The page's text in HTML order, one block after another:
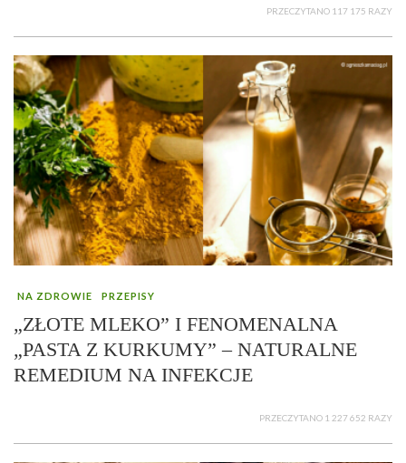
PRZECZYTANO 117 175 RAZY
NA ZDROWIE PRZEPISY
„ZŁOTE MLEKO” I FENOMENALNA
„PASTA Z KURKUMY” – NATURALNE
REMEDIUM NA INFEKCJE
PRZECZYTANO 1 227 652 RAZY